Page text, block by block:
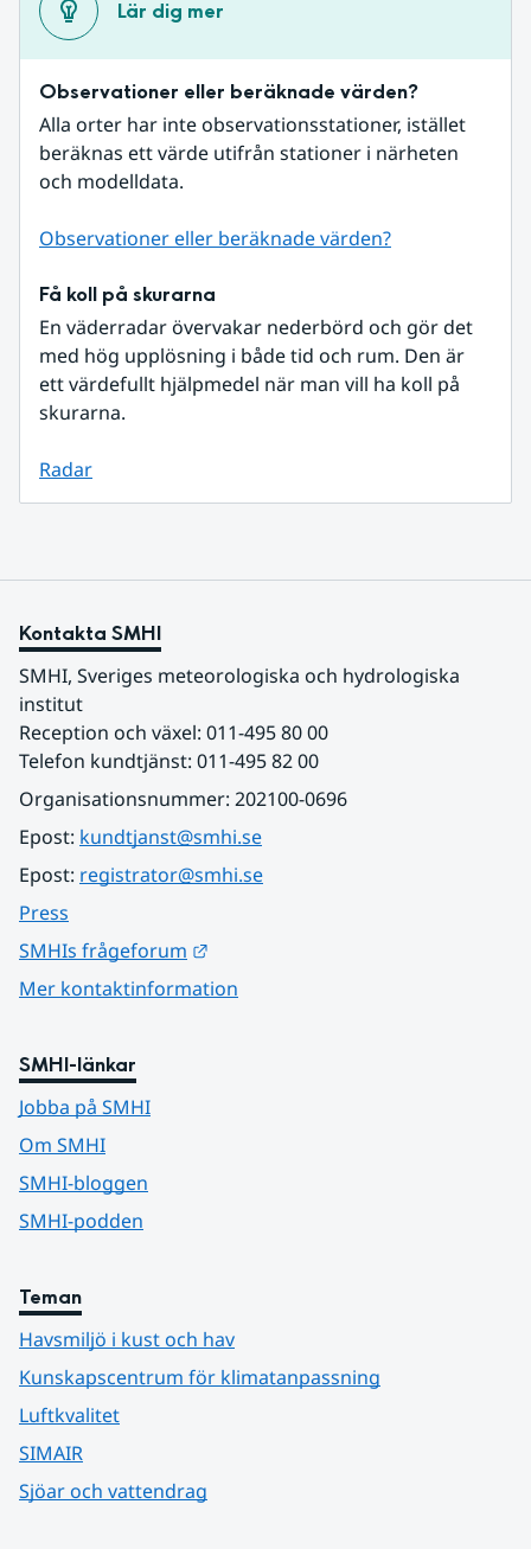
Lär dig mer
Observationer eller beräknade värden?
Alla orter har inte observationsstationer, istället
beräknas ett värde utifrån stationer i närheten
och modelldata.
Observationer eller beräknade värden?
Få koll på skurarna
En väderradar övervakar nederbörd och gör det
med hög upplösning i både tid och rum. Den är
ett värdefullt hjälpmedel när man vill ha koll på
skurarna.
Radar
Kontakta SMHI
SMHI, Sveriges meteorologiska och hydrologiska
institut
Reception och växel: 011-495 80 00
Telefon kundtjänst: 011-495 82 00
Organisationsnummer: 202100-0696
Epost: kundtjanst@smhi.se
Epost: registrator@smhi.se
Press
SMHIs frågeforum
Mer kontaktinformation
SMHI-länkar
Jobba på SMHI
Om SMHI
SMHI-bloggen
SMHI-podden
Teman
Havsmiljö i kust och hav
Kunskapscentrum för klimatanpassning
Luftkvalitet
SIMAIR
Sjöar och vattendrag